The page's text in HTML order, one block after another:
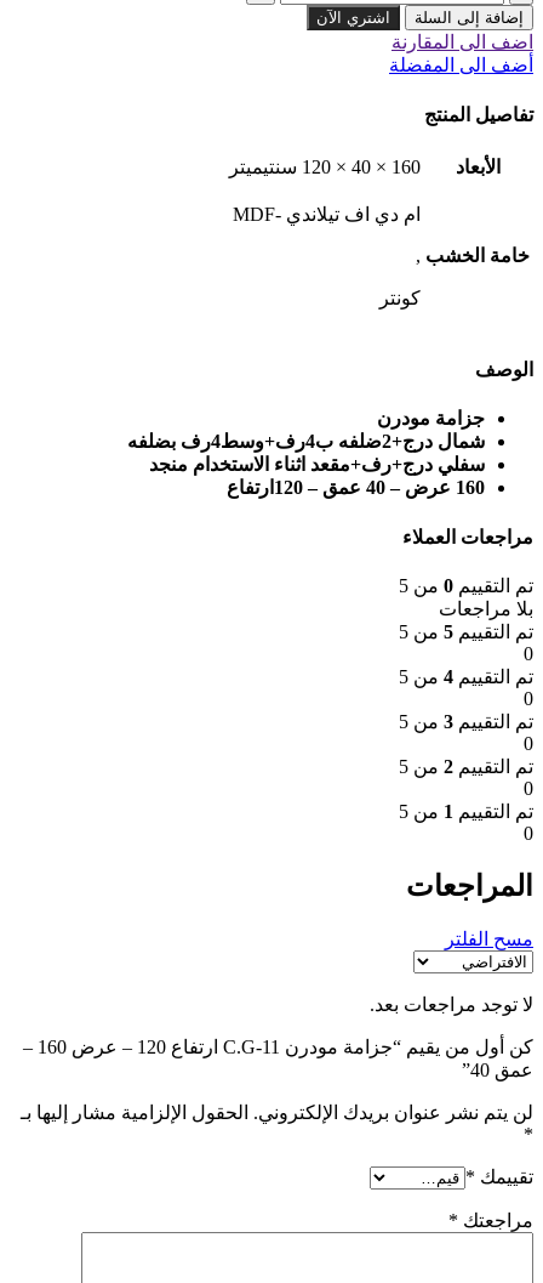
إضافة إلى السلة اشتري الآن
اضف الى المقارنة
أضف الى المفضلة
تفاصيل المنتج
الأبعاد 160 × 40 × 120 سنتيميتر
خامة الخشب
ام دي اف تيلاندي -MDF
,
كونتر
الوصف
جزامة مودرن
شمال درج+
2ضلفه ب4رف+وسط4رف بضلفه
سفلي درج+رف+مقعد اثناء الاستخدام منجد
160 عرض – 40 عمق – 120ارتفاع
مراجعات العملاء
تم التقييم 0 من 5
بلا مراجعات
تم التقييم 5 من 5
0
تم التقييم 4 من 5
0
تم التقييم 3 من 5
0
تم التقييم 2 من 5
0
تم التقييم 1 من 5
0
المراجعات
مسح الفلتر
لا توجد مراجعات بعد.
كن أول من يقيم “جزامة مودرن C.G-11 ارتفاع 120 – عرض 160 –
عمق 40”
لن يتم نشر عنوان بريدك الإلكتروني. الحقول الإلزامية مشار إليها بـ
*
تقييمك *
مراجعتك *